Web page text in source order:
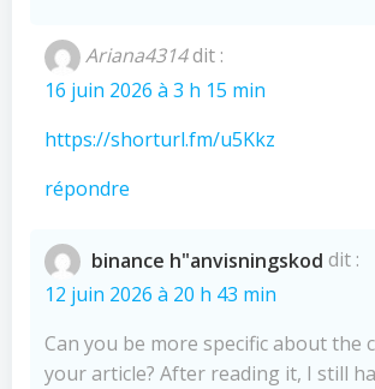
Ariana4314dit :
16 juin 2026 à 3 h 15 min
https://shorturl.fm/u5Kkz
répondre
binance h"anvisningskod dit :
12 juin 2026 à 20 h 43 min
Can you be more specific about the
your article? After reading it, I still